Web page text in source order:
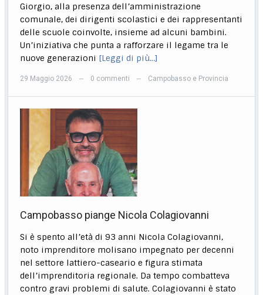
Giorgio, alla presenza dell’amministrazione
comunale, dei dirigenti scolastici e dei rappresentanti
delle scuole coinvolte, insieme ad alcuni bambini.
Un’iniziativa che punta a rafforzare il legame tra le
nuove generazioni [Leggi di più…]
29 Maggio 2026 — 0 commenti — Campobasso e Provincia
Campobasso piange Nicola Colagiovanni
Si è spento all’età di 93 anni Nicola Colagiovanni,
noto imprenditore molisano impegnato per decenni
nel settore lattiero-caseario e figura stimata
dell’imprenditoria regionale. Da tempo combatteva
contro gravi problemi di salute. Colagiovanni è stato